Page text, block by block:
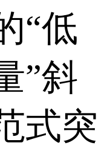
“低
”斜
式突